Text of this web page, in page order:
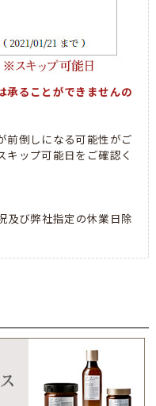
承ることができませんの
倒しになる可能性がご
キップ可能日をご確認く
及び弊社指定の休業日除